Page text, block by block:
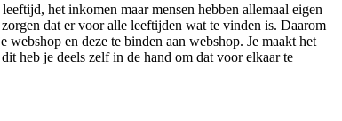
het inkomen maar mensen hebben allemaal eigen
dat er voor alle leeftijden wat te vinden is. Daarom
en deze te binden aan webshop. Je maakt het
heb je deels zelf in de hand om dat voor elkaar te